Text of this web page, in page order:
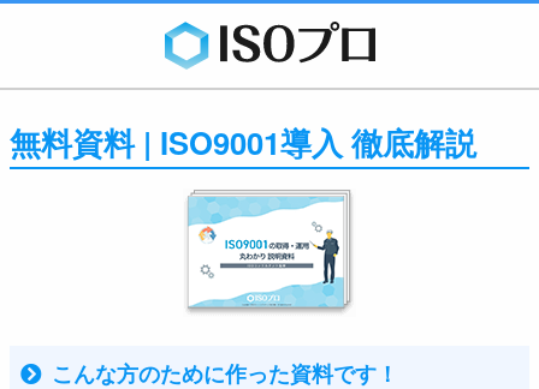
無料資料 | ISO9001導入 徹底解説
こんな方のために作った資料です！